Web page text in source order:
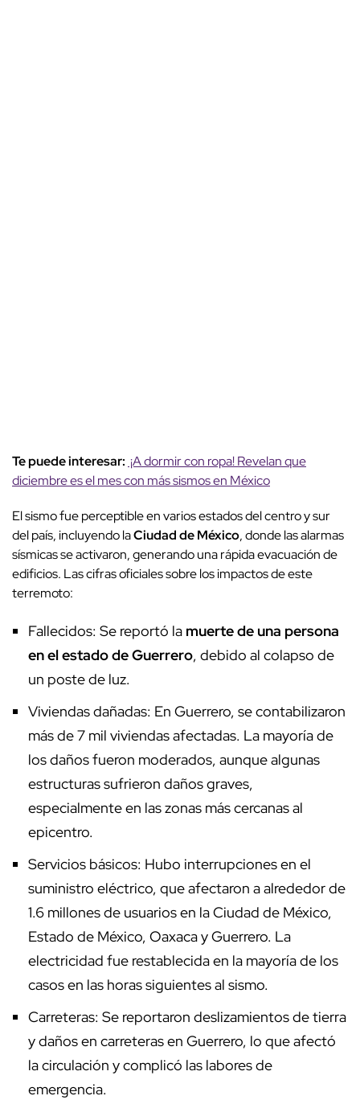
Te puede interesar: ¡A dormir con ropa! Revelan que
diciembre es el mes con más sismos en México
El sismo fue perceptible en varios estados del centro y sur
del país, incluyendo laCiudad de México, donde las alarmas
sísmicas se activaron, generando una rápida evacuación de
edificios. Las cifras oficiales sobre los impactos de este
terremoto:
Fallecidos: Se reportó la muerte de una persona
en el estado de Guerrero, debido al colapso de
un poste de luz.
Viviendas dañadas: En Guerrero, se contabilizaron
más de 7 mil viviendas afectadas. La mayoría de
los daños fueron moderados, aunque algunas
estructuras sufrieron daños graves,
especialmente en las zonas más cercanas al
epicentro.
Servicios básicos: Hubo interrupciones en el
suministro eléctrico, que afectaron a alrededor de
1.6 millones de usuarios en la Ciudad de México,
Estado de México, Oaxaca y Guerrero. La
electricidad fue restablecida en la mayoría de los
casos en las horas siguientes al sismo.
Carreteras: Se reportaron deslizamientos de tierra
y daños en carreteras en Guerrero, lo que afectó
la circulación y complicó las labores de
emergencia.